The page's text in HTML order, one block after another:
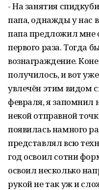
- На занятия
папа, однажды у нас
папа предложил мне
первого раза. Тогда
вознаграждение.
получилось, и вот
увлечён этим видом
февраля, я запомнил
некой отправной
появилась намного
представлял всю
год освоил сотни
освоил несколько
рукой не так уж и